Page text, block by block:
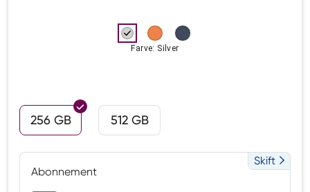
Farve: Silver
256 GB 512 GB
Abonnement
Skift